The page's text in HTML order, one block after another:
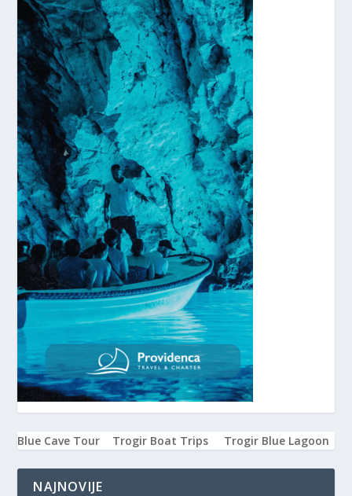
Blue Cave Tour Trogir Boat Trips Trogir Blue Lagoon
NAJNOVIJE